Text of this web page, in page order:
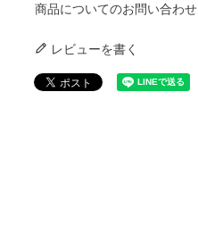
商品についてのお問い合わせ
レビューを書く